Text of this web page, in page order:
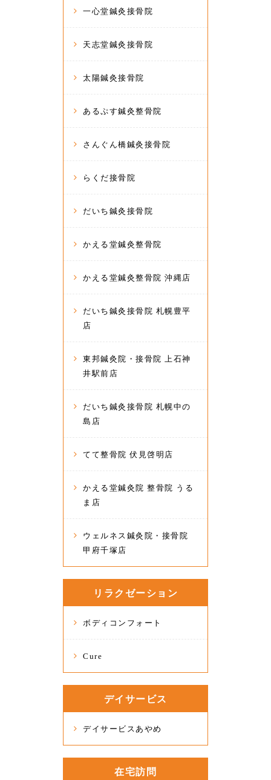
一心堂鍼灸接骨院
天志堂鍼灸接骨院
太陽鍼灸接骨院
あるぷす鍼灸整骨院
さんぐん橋鍼灸接骨院
らくだ接骨院
だいち鍼灸接骨院
かえる堂鍼灸整骨院
かえる堂鍼灸整骨院 沖縄店
だいち鍼灸接骨院 札幌豊平
店
東邦鍼灸院・接骨院 上石神
井駅前店
だいち鍼灸接骨院 札幌中の
島店
てて整骨院 伏見啓明店
かえる堂鍼灸院 整骨院 うる
ま店
ウェルネス鍼灸院・接骨院
甲府千塚店
リラクゼーション
ボディコンフォート
Cure
デイサービス
デイサービスあやめ
在宅訪問